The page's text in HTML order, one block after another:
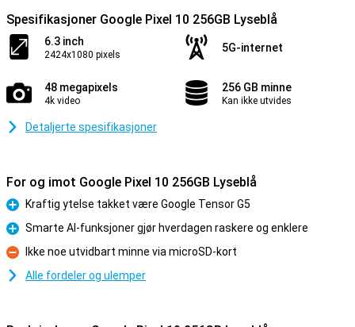
Spesifikasjoner Google Pixel 10 256GB Lyseblå
6.3 inch
2424x1080 pixels
5G-internet
48 megapixels
4k video
256 GB minne
Kan ikke utvides
Detaljerte spesifikasjoner
For og imot Google Pixel 10 256GB Lyseblå
Fordel
Kraftig ytelse takket være Google Tensor G5
Fordel
Smarte AI-funksjoner gjør hverdagen raskere og enklere
Ulempe
Ikke noe utvidbart minne via microSD-kort
Alle fordeler og ulemper